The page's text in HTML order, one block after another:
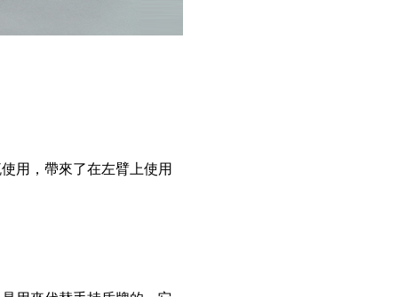
用，帶來了在左臂上使用